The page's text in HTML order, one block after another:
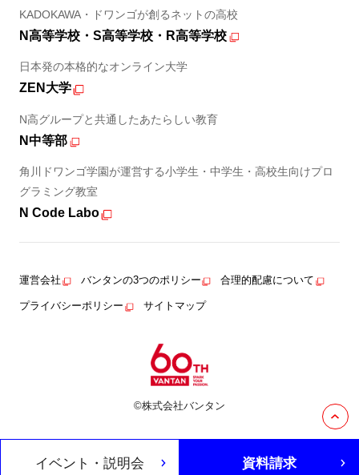
KADOKAWA・ドワンゴが創るネットの高校
N高等学校・S高等学校・R高等学校
日本発の本格的なオンライン大学
ZEN大学
N高グループと共通したあたらしい教育
N中等部
角川ドワンゴ学園が運営する小学生・中学生・高校生向けプロ
グラミング教室
N Code Labo
運営会社 バンタンの3つのポリシー 合理的配慮について
プライバシーポリシー サイトマップ
©株式会社バンタン
イベント・説明会 資料請求